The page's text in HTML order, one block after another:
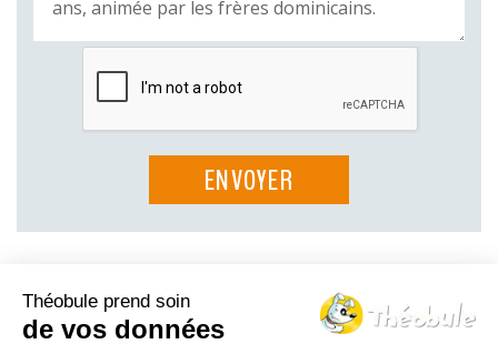
Le Théo-blog
Théobule prend soin
de vos données